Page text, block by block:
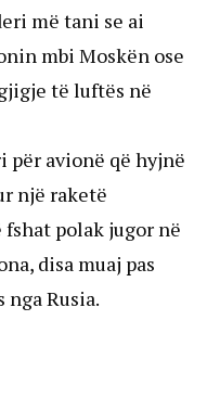
më tani se ai
mbi Moskën ose
të luftës në
për avionë që hyjnë
një raketë
polak jugor në
disa muaj pas
Rusia.